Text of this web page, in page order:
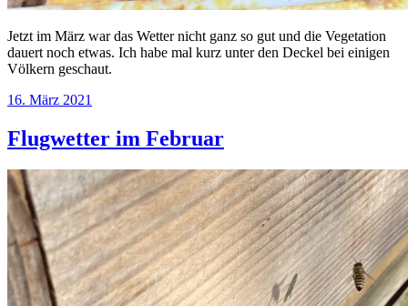
Jetzt im März war das Wetter nicht ganz so gut und die Vegetation
dauert noch etwas. Ich habe mal kurz unter den Deckel bei einigen
Völkern geschaut.
16. März 2021
Flugwetter im Februar